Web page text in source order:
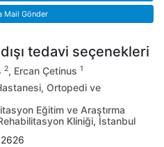
Mail Gönder
tedavi seçenekleri
2, Ercan Çetinus 1
Ortopedi ve
Eğitim ve Araştırma
Kliniği, İstanbul
2626